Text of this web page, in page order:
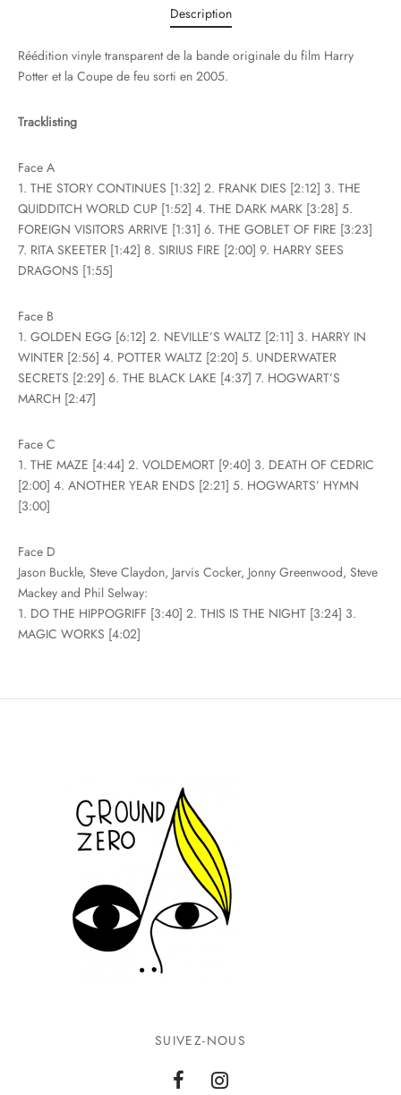
Description
Réédition vinyle transparent de la bande originale du film Harry
Potter et la Coupe de feu sorti en 2005.
Tracklisting
Face A
1. THE STORY CONTINUES [1:32] 2. FRANK DIES [2:12] 3. THE
QUIDDITCH WORLD CUP [1:52] 4. THE DARK MARK [3:28] 5.
FOREIGN VISITORS ARRIVE [1:31] 6. THE GOBLET OF FIRE [3:23]
7. RITA SKEETER [1:42] 8. SIRIUS FIRE [2:00] 9. HARRY SEES
DRAGONS [1:55]
Face B
1. GOLDEN EGG [6:12] 2. NEVILLE’S WALTZ [2:11] 3. HARRY IN
WINTER [2:56] 4. POTTER WALTZ [2:20] 5. UNDERWATER
SECRETS [2:29] 6. THE BLACK LAKE [4:37] 7. HOGWART’S
MARCH [2:47]
Face C
1. THE MAZE [4:44] 2. VOLDEMORT [9:40] 3. DEATH OF CEDRIC
[2:00] 4. ANOTHER YEAR ENDS [2:21] 5. HOGWARTS’ HYMN
[3:00]
Face D
Jason Buckle, Steve Claydon, Jarvis Cocker, Jonny Greenwood, Steve
Mackey and Phil Selway:
1. DO THE HIPPOGRIFF [3:40] 2. THIS IS THE NIGHT [3:24] 3.
MAGIC WORKS [4:02]
SUIVEZ-NOUS